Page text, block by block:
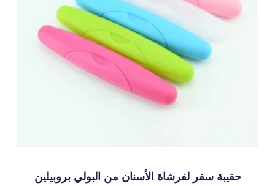
حقيبة سفر لفرشاة الأسنان من البولي بروبيلين